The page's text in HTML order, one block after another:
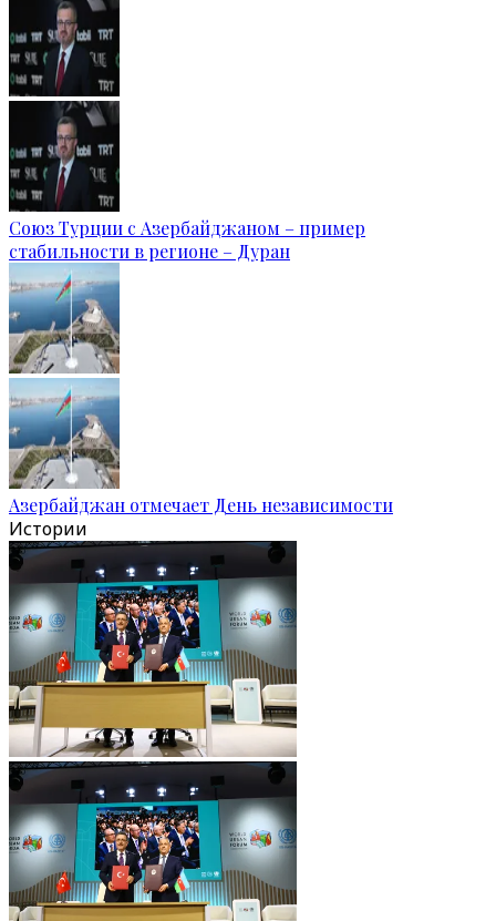
Союз Турции с Азербайджаном – пример
стабильности в регионе – Дуран
Азербайджан отмечает День независимости
Истории